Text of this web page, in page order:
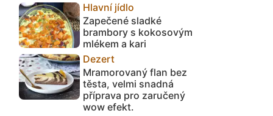
Hlavní jídlo
Zapečené sladké
brambory s kokosovým
mlékem a kari
Dezert
Mramorovaný flan bez
těsta, velmi snadná
příprava pro zaručený
wow efekt.